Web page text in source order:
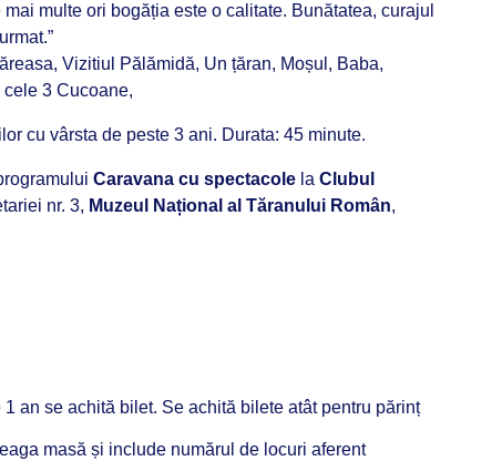
multe ori bogăția este o calitate. Bunătatea, curajul
Vizitiul Pălămidă, Un țăran, Moșul, Baba,
3 Cucoane,
cu vârsta de peste 3 ani. Durata: 45 minute.
Caravana cu spectacole la Clubul
nr. 3, Muzeul Național al Tăranului Român,
an se achită bilet. Se achită bilete atât pentru părinț
masă și include numărul de locuri aferent